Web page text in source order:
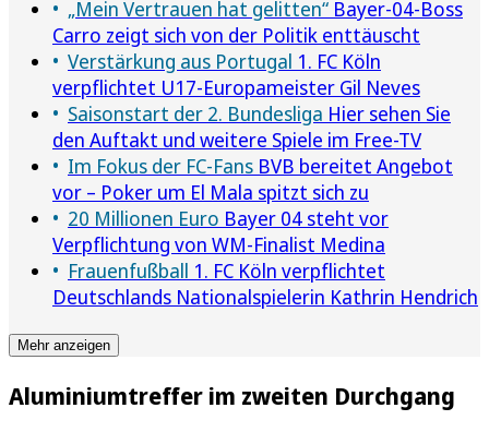
„Mein Vertrauen hat gelitten“ Bayer-04-Boss
Carro zeigt sich von der Politik enttäuscht
Verstärkung aus Portugal 1. FC Köln
verpflichtet U17-Europameister Gil Neves
Saisonstart der 2. Bundesliga Hier sehen Sie
den Auftakt und weitere Spiele im Free-TV
Im Fokus der FC-Fans BVB bereitet Angebot
vor – Poker um El Mala spitzt sich zu
20 Millionen Euro Bayer 04 steht vor
Verpflichtung von WM-Finalist Medina
Frauenfußball 1. FC Köln verpflichtet
Deutschlands Nationalspielerin Kathrin Hendrich
Mehr anzeigen
Aluminiumtreffer im zweiten Durchgang